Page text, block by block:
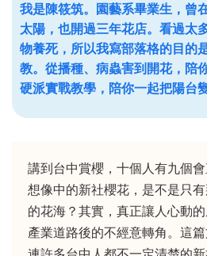
我是陳筱筑。園藝系畢業生，曾
太陽，也開過三年花店。看過太
物養死，所以我寫部落格的目的
教。從播種、病蟲害到開花，陪
硬派實戰教學，陪你一起把陽台
講到台中賞櫻，十個人有九個
想像中的新社櫻花，是不是只
的花海？其實，真正讓人心動
產業道路後的不經意轉角。這